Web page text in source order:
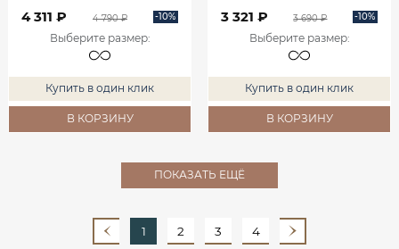
4 311 ₽ 4 790 ₽ -10%
Выберите размер:
Купить в один клик
В КОРЗИНУ
3 321 ₽ 3 690 ₽ -10%
Выберите размер:
Купить в один клик
В КОРЗИНУ
ПОКАЗАТЬ ЕЩЁ
1 2 3 4